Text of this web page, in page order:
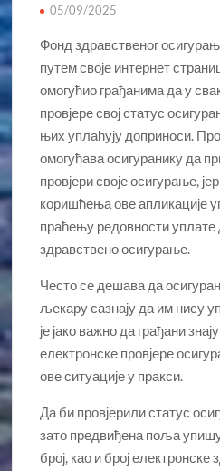
05/09/2025
Фонд здравственог
путем своје интернет
омогућио грађанима да у
провјере свој статус
њих уплаћују доприноси.
омогућава осигуранику да
провјери своје осигурање,
коришћења ове апликације
праћењу редовности уплате
здравствено осигурање.
Често се дешава да
љекару сазнају да им нису
је јако важно да грађани
електронске провјере
ове ситуације у пракси.
Да би провјерили статус
зато предвиђена поља
број, као и број електронске